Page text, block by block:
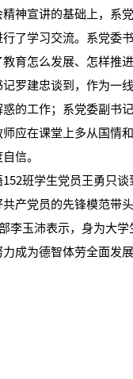
宣讲的基础上，系
了学习交流。系党委
育怎么发展、怎样推
罗建忠谈到，作为一
的工作；系党委副书
应在课堂上多从国情
信。
班学生党员王勇只谈
产党员的先锋模范带
玉沛表示，身为大学
成为德智体劳全面发